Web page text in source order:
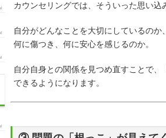
カウンセリングでは、そういった思い込
自分がどんなことを大切にしているのか、
何に傷つき、何に安心を感じるのか。
自分自身との関係を見つめ直すことで
できるようになります。